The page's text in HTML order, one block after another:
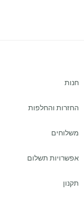
חנות
החזרות והחלפות
משלוחים
אפשרויות תשלום
תקנון